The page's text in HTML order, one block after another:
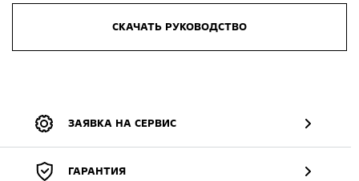
СКАЧАТЬ РУКОВОДСТВО
ЗАЯВКА НА СЕРВИС
ГАРАНТИЯ